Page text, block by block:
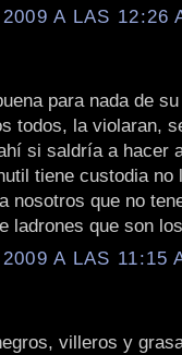
A LAS 12:26
para nada de
todos, la violaran,
si saldría a hacer
tiene custodia no
nosotros que no
ladrones que son
A LAS 11:15
villeros y